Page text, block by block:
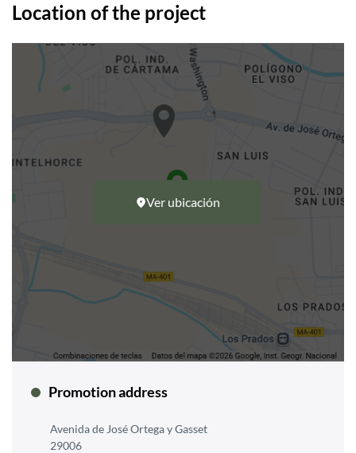
Location of the project
Ver ubicación
Promotion address
Avenida de José Ortega y Gasset
29006